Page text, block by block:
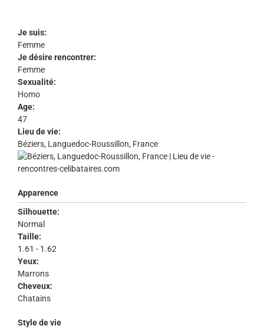
Je suis:
Femme
Je désire rencontrer:
Femme
Sexualité:
Homo
Age:
47
Lieu de vie:
Béziers, Languedoc-Roussillon, France
Apparence
Silhouette:
Normal
Taille:
1.61 - 1.62
Yeux:
Marrons
Cheveux:
Chatains
Style de vie